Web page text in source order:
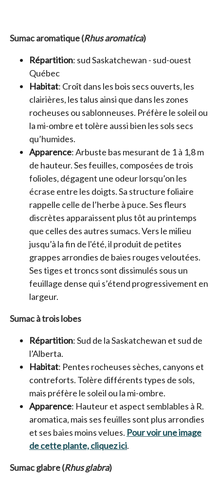
Sumac aromatique (Rhus aromatica)
Répartition: sud Saskatchewan - sud-ouest
Québec
Habitat: Croît dans les bois secs ouverts, les
clairières, les talus ainsi que dans les zones
rocheuses ou sablonneuses. Préfère le soleil ou
la mi-ombre et tolère aussi bien les sols secs
qu’humides.
Apparence: Arbuste bas mesurant de 1 à 1,8 m
de hauteur. Ses feuilles, composées de trois
folioles, dégagent une odeur lorsqu’on les
écrase entre les doigts. Sa structure foliaire
rappelle celle de l’herbe à puce. Ses fleurs
discrètes apparaissent plus tôt au printemps
que celles des autres sumacs. Vers le milieu
jusqu’à la fin de l'été, il produit de petites
grappes arrondies de baies rouges veloutées.
Ses tiges et troncs sont dissimulés sous un
feuillage dense qui s’étend progressivement en
largeur.
Sumac à trois lobes
Répartition: Sud de la Saskatchewan et sud de
l’Alberta.
Habitat: Pentes rocheuses sèches, canyons et
contreforts. Tolère différents types de sols,
mais préfère le soleil ou la mi-ombre.
Apparence: Hauteur et aspect semblables à R.
aromatica, mais ses feuilles sont plus arrondies
et ses baies moins velues. Pour voir une image
de cette plante, cliquez icis’ouvre dans un nouvel
.
Sumac glabre (Rhus glabra)